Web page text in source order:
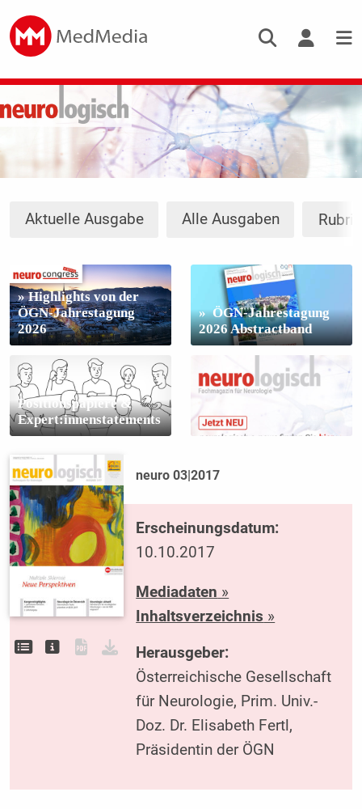
Aktuelle Ausgabe Alle Ausgaben
» Highlights von der
ÖGN-Jahrestagung
2026
» ÖGN-Jahrestagung
2026 Abstractband
Positionspapiere &
Expert:innenstatements
neuro 03|2017
Erscheinungsdatum:
10.10.2017
Mediadaten »
Inhaltsverzeichnis »
Herausgeber:
Österreichische Gesellschaft
für Neurologie, Prim. Univ.-
Doz. Dr. Elisabeth Fertl,
Präsidentin der ÖGN